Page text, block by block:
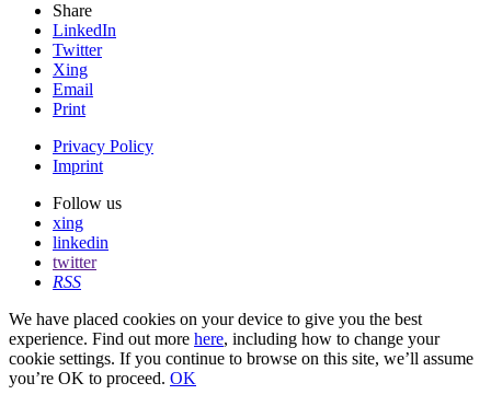
Share
LinkedIn
Twitter
Xing
Email
Print
Privacy Policy
Imprint
Follow us
xing
linkedin
twitter
RSS
We have placed cookies on your device to give you the best
experience. Find out more here, including how to change your
cookie settings. If you continue to browse on this site, we’ll assume
you’re OK to proceed. OK